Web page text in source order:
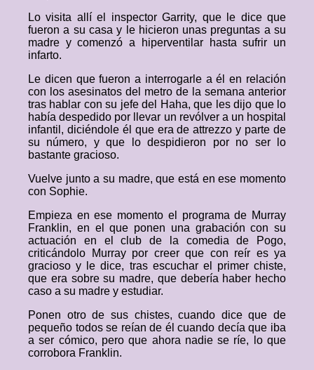
Lo visita allí el inspector Garrity, que le dice que
fueron a su casa y le hicieron unas preguntas a su
madre y comenzó a hiperventilar hasta sufrir un
infarto.
Le dicen que fueron a interrogarle a él en relación
con los asesinatos del metro de la semana anterior
tras hablar con su jefe del Haha, que les dijo que lo
había despedido por llevar un revólver a un hospital
infantil, diciéndole él que era de attrezzo y parte de
su número, y que lo despidieron por no ser lo
bastante gracioso.
Vuelve junto a su madre, que está en ese momento
con Sophie.
Empieza en ese momento el programa de Murray
Franklin, en el que ponen una grabación con su
actuación en el club de la comedia de Pogo,
criticándolo Murray por creer que con reír es ya
gracioso y le dice, tras escuchar el primer chiste,
que era sobre su madre, que debería haber hecho
caso a su madre y estudiar.
Ponen otro de sus chistes, cuando dice que de
pequeño todos se reían de él cuando decía que iba
a ser cómico, pero que ahora nadie se ríe, lo que
corrobora Franklin.